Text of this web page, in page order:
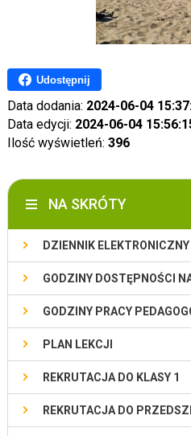
Udostępnij
Data dodania: 2024-06-04
Data edycji: 2024-06-04
Ilość wyświetleń: 396
NA SKRÓTY
DZIENNIK ELEKTRONICZNY
GODZINY DOSTĘPNOŚCI
GODZINY PRACY
PLAN LEKCJI
REKRUTACJA DO KLASY 1
REKRUTACJA DO